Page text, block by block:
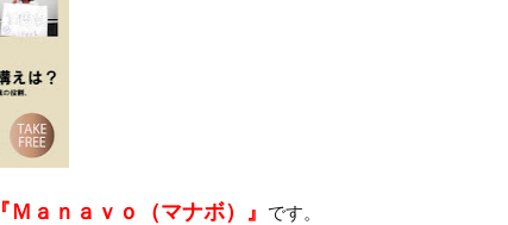
『Ｍａｎａｖｏ（マナボ）』 です。